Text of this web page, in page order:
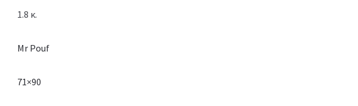
1.8 κ.
Mr Pouf
71×90